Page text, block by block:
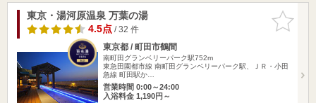
お気に入
りに追加
東京・湯河原温泉 万葉の湯
4.5点/ 32 件
東京都 / 町田市鶴間
南町田グランベリーパーク駅752m
東急田園都市線 南町田グランベリーパーク駅、ＪＲ・小田
急線 町田駅か…
営業時間 0:00～24:00
入浴料金 1,190円～